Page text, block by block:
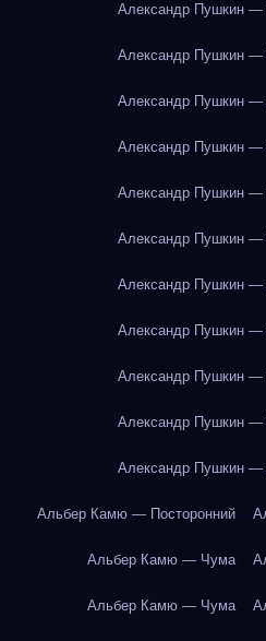
Александр Пушкин —
Александр Пушкин —
Александр Пушкин —
Александр Пушкин —
Александр Пушкин —
Александр Пушкин —
Александр Пушкин —
Александр Пушкин —
Александр Пушкин —
Александр Пушкин —
Александр Пушкин —
Альбер Камю — Посторонний
Альбер Камю — Чума
Альбер Камю — Чума